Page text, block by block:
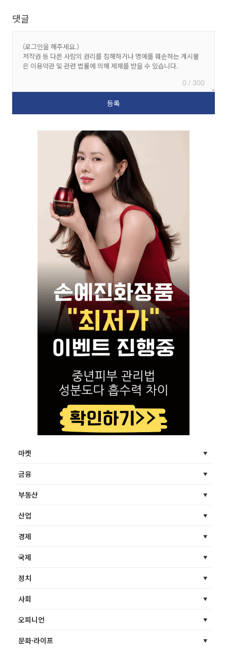
댓글
0 / 300
마켓
금융
부동산
산업
경제
국제
정치
사회
오피니언
문화·라이프